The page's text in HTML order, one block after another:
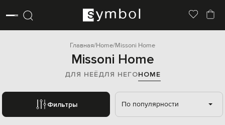
Главная Home Missoni Home
Missoni Home
ДЛЯ НЕЁДЛЯ НЕГОHOME
Фильтры По популярности